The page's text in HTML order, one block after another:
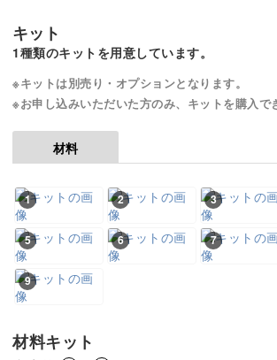
キット
1種類のキットを用意しています。
※キットは別売り・オプションとなります。
※お申し込みいただいた方のみ、キットを購入で
材料
1 2 3
5 6 7
9
材料キット